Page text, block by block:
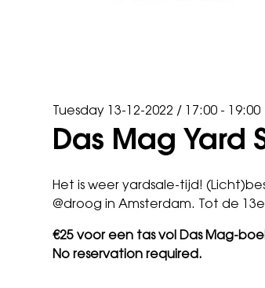
Tuesday 13-12-2022 / 17:00 - 19:00
Das Mag Yard
Het is weer yardsale-tijd!
@droog in Amsterdam. Tot de
€25 voor een tas vol Das Mag-
No reservation required.